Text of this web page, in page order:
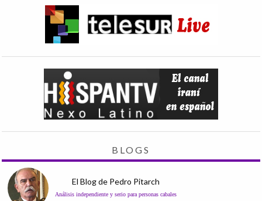
BLOGS
El Blog de Pedro Pitarch
Análisis independiente y serio para personas cabales